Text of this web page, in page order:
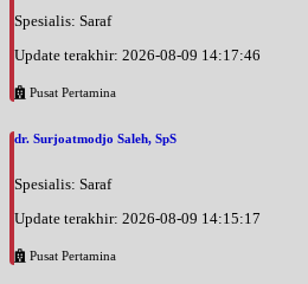
Spesialis: Saraf
Update terakhir: 2026-08-09 14:17:46
Pusat Pertamina
dr. Surjoatmodjo Saleh, SpS
Spesialis: Saraf
Update terakhir: 2026-08-09 14:15:17
Pusat Pertamina